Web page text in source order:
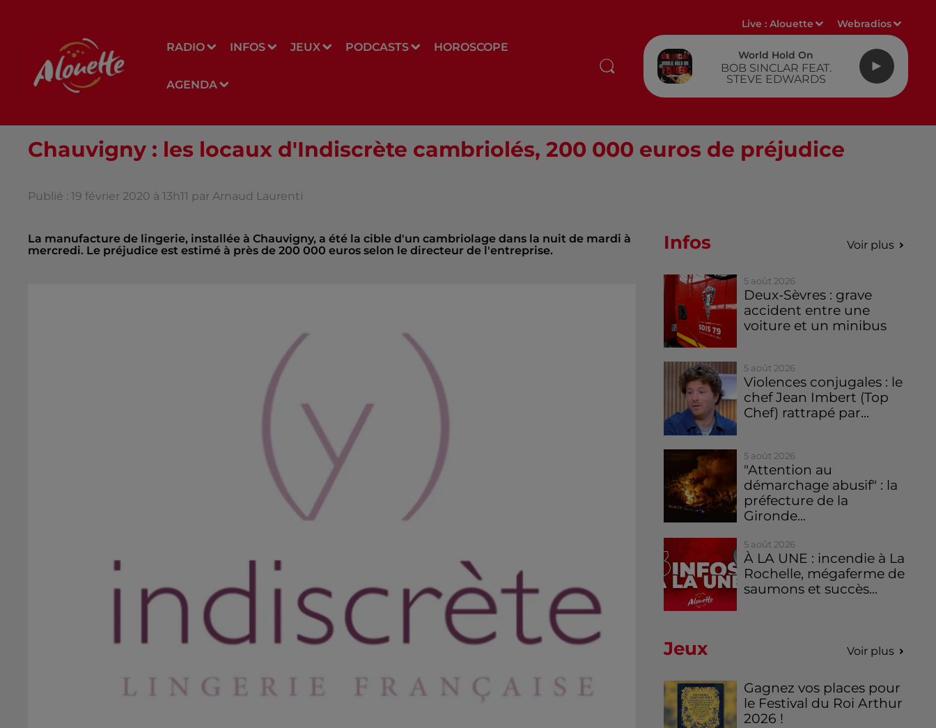
RADIO INFOS JEUX PODCASTS HOROSCOPE
AGENDA
Live :Alouette Webradios
World Hold On
BOB SINCLAR FEAT.
STEVE EDWARDS
Chauvigny : les locaux d'Indiscrète cambriolés, 200 000 euros de préjudice
Publié : 19 février 2020 à 13h11 par Arnaud Laurenti
La manufacture de lingerie, installée à Chauvigny, a été la cible d'un cambriolage dans la nuit de mardi à
mercredi. Le préjudice est estimé à près de 200 000 euros selon le directeur de l'entreprise.
Infos Voir plus
5 août 2026
Deux-Sèvres : grave
accident entre une
voiture et un minibus
5 août 2026
Violences conjugales : le
chef Jean Imbert (Top
Chef) rattrapé par...
5 août 2026
"Attention au
démarchage abusif" : la
préfecture de la
Gironde...
5 août 2026
À LA UNE : incendie à La
Rochelle, mégaferme de
saumons et succès...
Jeux Voir plus
Gagnez vos places pour
le Festival du Roi Arthur
2026 !